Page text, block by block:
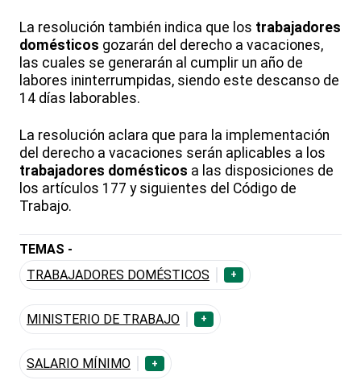
La resolución también indica que los trabajadores
domésticos gozarán del derecho a vacaciones,
las cuales se generarán al cumplir un año de
labores ininterrumpidas, siendo este descanso de
14 días laborables.
La resolución aclara que para la implementación
del derecho a vacaciones serán aplicables a los
trabajadores domésticos a las disposiciones de
los artículos 177 y siguientes del Código de
Trabajo.
TEMAS -
TRABAJADORES DOMÉSTICOS
+
MINISTERIO DE TRABAJO +
SALARIO MÍNIMO +